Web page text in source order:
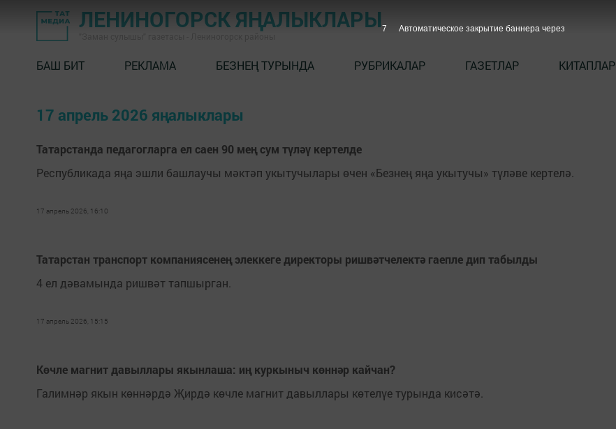
ЛЕНИНОГОРСК ЯҢАЛЫКЛАРЫ
БАШ БИТ РЕКЛАМА БЕЗНЕҢ ТУРЫНДА РУБРИКАЛАР ГАЗЕТЛАР КИТАПЛАР
17 апрель 2026 яңалыклары
Татарстанда педагогларга ел саен 90 мең сум түләү кертелде
Республикада яңа эшли башлаучы мәктәп укытучылары өчен «Безнең яңа укытучы» түләве кертелә.
17 апрель 2026, 16:10
Татарстан транспорт компаниясенең элеккеге директоры ришвәтчелектә гаепле дип табылды
4 ел дәвамында ришвәт тапшырган.
17 апрель 2026, 15:15
Көчле магнит давыллары якынлаша: иң куркыныч көннәр кайчан?
Галимнәр якын көннәрдә Җирдә көчле магнит давыллары көтелүе турында кисәтә.
7 Автоматическое закрытие баннера через